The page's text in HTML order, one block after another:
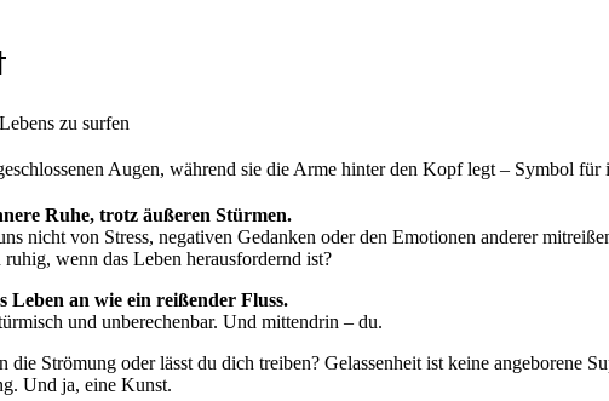
zu surfen
Ruhe, trotz äußeren Stürmen.
nicht von Stress, negativen Gedanken oder den Emotionen anderer
wenn das Leben herausfordernd ist?
Leben an wie ein reißender Fluss.
und unberechenbar. Und mittendrin – du.
die Strömung oder lässt du dich treiben? Gelassenheit ist keine angeborene
Und ja, eine Kunst.